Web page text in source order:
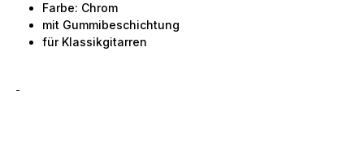
Farbe: Chrom
mit Gummibeschichtung
für Klassikgitarren